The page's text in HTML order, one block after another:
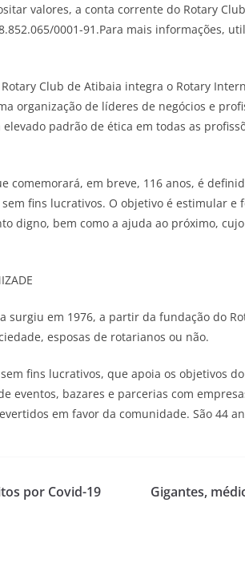
valores, a conta corrente do Rotary
0001-91.Para mais informações,
Club de Atibaia integra o Rotary
organização de líderes de negócios e
padrão de ética em todas as
comemorará, em breve, 116 anos, é
fins lucrativos. O objetivo é estimular e
digno, bem como a ajuda ao próximo,
surgiu em 1976, a partir da fundação do
esposas de rotarianos ou não.
fins lucrativos, que apoia os objetivos
eventos, bazares e parcerias com
em favor da comunidade. São 44
por Covid-19
Gigantes,